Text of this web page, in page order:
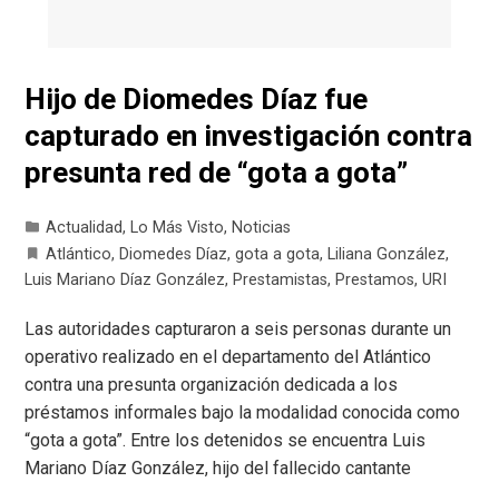
Hijo de Diomedes Díaz fue
capturado en investigación contra
presunta red de “gota a gota”
Actualidad, Lo Más Visto, Noticias
Atlántico, Diomedes Díaz,gota a gota, Liliana González,
Luis Mariano Díaz González, Prestamistas, Prestamos,URI
Las autoridades capturaron a seis personas durante un
operativo realizado en el departamento del Atlántico
contra una presunta organización dedicada a los
préstamos informales bajo la modalidad conocida como
“gota a gota”. Entre los detenidos se encuentra Luis
Mariano Díaz González, hijo del fallecido cantante